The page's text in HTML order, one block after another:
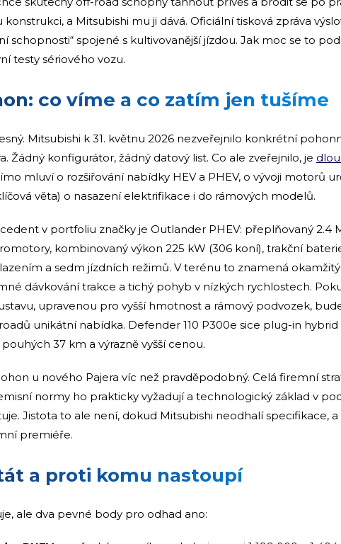
a Mitsubishi mu ji dává. Oficiální tisková zpráva
schopnosti“ spojené s kultivovanější jízdou. Jak moc se to
testy sériového vozu.
co víme a co zatím jen tušíme
Mitsubishi k 31. květnu 2026 nezveřejnilo konkrétní
Žádný konfigurátor, žádný datový list. Co ale zveřejnilo, je
mluví o rozšiřování nabídky HEV a PHEV, o vývoji motorů
věta) o nasazení elektrifikace i do rámových modelů.
v portfoliu značky je Outlander PHEV: přeplňovaný 2.4
kombinovaný výkon 225 kW (306 koní), trakční
a sedm jízdních režimů. V terénu to znamená
dávkování trakce a tichý pohyb v nízkých rychlostech.
upravenou pro vyšší hmotnost a rámový podvozek,
unikátní nabídka. Defender 110 P300e sice plug-in hybrid
37 km a výrazně vyšší cenou.
u nového Pajera víc než pravděpodobný. Celá firemní
normy ho prakticky vyžadují a technologický základ v
Jistota to ale není, dokud Mitsubishi neodhalí specifikace, a
premiéře.
a proti komu nastoupí
ale dva pevné body pro odhad ano: